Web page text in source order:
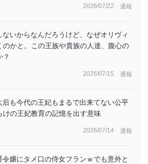
2026/07/22 通報
ないからなんだろうけど、なぜオリヴィ
のかと。この王族や貴族の人達、腹心の
？
2026/07/15 通報
后も今代の王妃もまるで出来てない公平
けの王妃教育の記憶を出す意味
2026/07/14 通報
令嬢にタメ口の侍女フランｗでも意外と